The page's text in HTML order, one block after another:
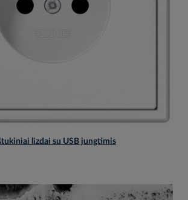
lizdai su USB jungtimis